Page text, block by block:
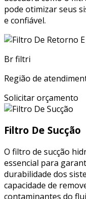
pode otimizar seus
e confiável.
Br filtri
Região de
Solicitar orçamento
Filtro De Sucção
O filtro de sucção
essencial para
durabilidade dos
capacidade de
contaminantes do